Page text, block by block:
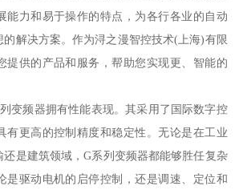
能力和易于操作的特点，为各行各业的自动
解决方案。作为浔之漫智控技术(上海)有限
提供的产品和服务，帮助您实现更、智能的
器拥有性能表现。其采用了国际数字控
有更高的控制精度和稳定性。无论是在工业
是建筑领域，G系列变频器都能够胜任复杂
是驱动电机的启停控制，还是调速、定位和